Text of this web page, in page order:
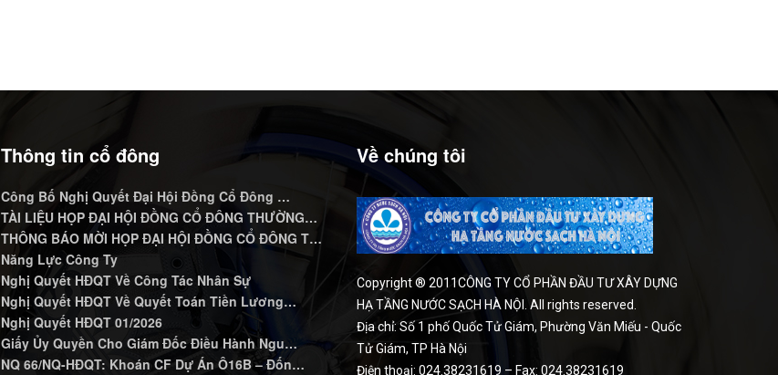
Thông tin cổ đông
Công Bố Nghị Quyết Đại Hội Đồng Cổ Đông …
TÀI LIỆU HỌP ĐẠI HỘI ĐỒNG CỔ ĐÔNG THƯỜNG…
THÔNG BÁO MỜI HỌP ĐẠI HỘI ĐỒNG CỔ ĐÔNG T…
Năng Lực Công Ty
Nghị Quyết HĐQT Về Công Tác Nhân Sự
Nghị Quyết HĐQT Về Quyết Toán Tiền Lương…
Nghị Quyết HĐQT 01/2026
Giấy Ủy Quyền Cho Giám Đốc Điều Hành Ngu…
NQ 66/NQ-HĐQT: Khoán CF Dự Án Ô16B – Đốn…
Về chúng tôi
Copyright ® 2011CÔNG TY CỔ PHẦN ĐẦU TƯ XÂY DỰNG
HẠ TẦNG NƯỚC SẠCH HÀ NỘI. All rights reserved.
Địa chỉ: Số 1 phố Quốc Tử Giám, Phường Văn Miếu - Quốc
Tử Giám, TP Hà Nội
Điện thoại: 024.38231619 – Fax: 024.38231619